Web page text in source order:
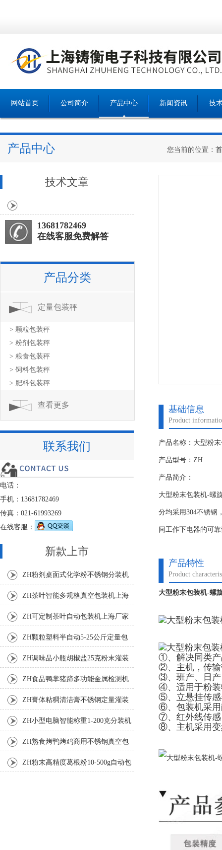
网站首页 公司简介 产品中心 新闻资讯 技
产品中心 您当前的位置：
基础信息
Product
产品名称：大型粉
产品型号：ZH
产品简介：
大型粉末包装机-螺
分均采用304不锈钢
间工作下电器的可
产品特性
Product
大型粉末包装机-螺
①、解决同类产
②、主机，传输
③、班产、日产
④、适用于粉装
⑤、立悬挂传感
⑥、包装机采用
⑦、红外线传感
⑧、主机采用变
技术文章
13681782469
在线客服免费解答
产品分类
定量包装秤
> 颗粒包装秤
> 粉剂包装秤
> 粮食包装秤
> 饲料包装秤
> 肥料包装秤
查看更多
联系我们
电话：
手机：13681782469
传真：021-61993269
在线客服：
新款上市
ZH粉剂桌面式化学粉不锈钢分装机
ZH茶叶智能多规格真空包装机上海
厂家 ZH可定制茶叶自动包装机上海厂家
ZH颗粒塑料半自动5-25公斤定量包
装机 ZH调味品小瓶胡椒盐25克粉末灌装
ZH食品鸭掌猪蹄多功能金属检测机
ZH膏体粘稠清洁膏不锈钢定量灌装
机厂家 ZH小型电脑智能称重1-200克分装机
ZH熟食烤鸭烤鸡商用不锈钢真空包
装机 ZH粉末高精度葛根粉10-500g自动包